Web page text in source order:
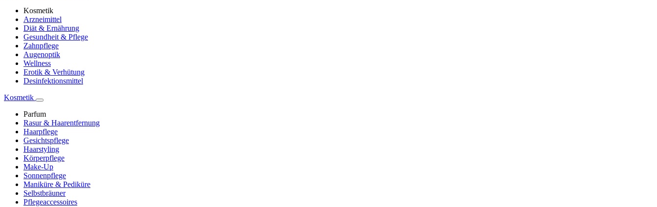
Kosmetik
Arzneimittel
Diät & Ernährung
Gesundheit & Pflege
Zahnpflege
Augenoptik
Wellness
Erotik & Verhütung
Desinfektionsmittel
Kosmetik
Parfum
Rasur & Haarentfernung
Haarpflege
Gesichtspflege
Haarstyling
Körperpflege
Make-Up
Sonnenpflege
Maniküre & Pediküre
Selbstbräuner
Pflegeaccessoires